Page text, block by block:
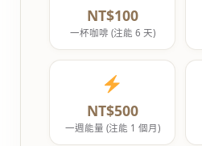
NT$100
一杯咖啡 (注能 6 天)
NT$500
一週能量 (注能 1 個月)